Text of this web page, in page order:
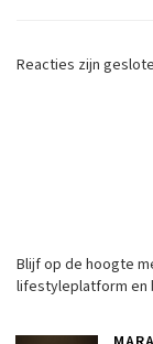
Reacties zijn
Blijf op de hoogte
lifestyleplatform en